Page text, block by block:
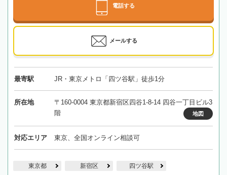
電話する
メールする
最寄駅 JR・東京メトロ「四ツ谷駅」徒歩1分
所在地
〒160-0004 東京都新宿区四谷1-8-14 四谷一丁目ビル3
階
地図
対応エリア 東京、全国オンライン相談可
東京都 新宿区 四ツ谷駅